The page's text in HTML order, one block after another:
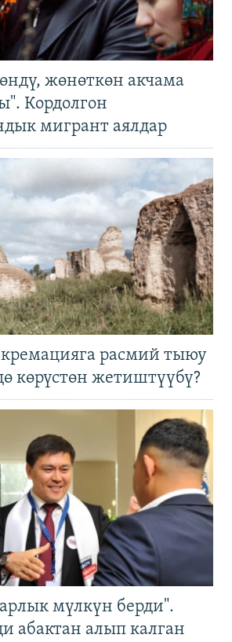
жөнөткөн акчама
Кордолгон
мигрант аялдар
расмий тыюу
көрүстөн жетиштүүбү?
мүлкүн берди".
абактан алып калган